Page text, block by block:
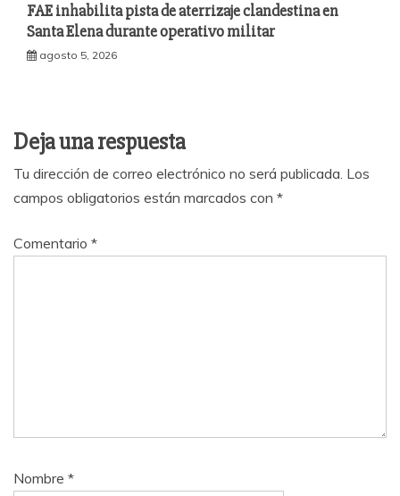
FAE inhabilita pista de aterrizaje clandestina en
Santa Elena durante operativo militar
agosto 5, 2026
Deja una respuesta
Tu dirección de correo electrónico no será publicada. Los
campos obligatorios están marcados con *
Comentario *
Nombre *